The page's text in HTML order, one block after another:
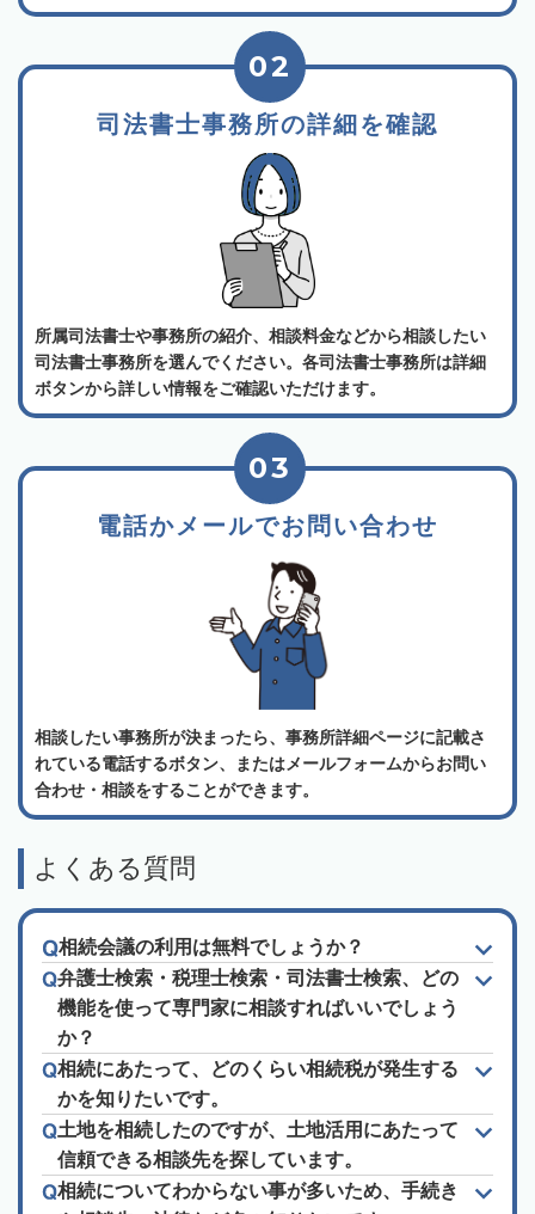
司法書士事務所の詳細を確認
02
所属司法書士や事務所の紹介、相談料金などから相談したい
司法書士事務所を選んでください。各司法書士事務所は詳細
ボタンから詳しい情報をご確認いただけます。
電話かメールでお問い合わせ
03
相談したい事務所が決まったら、事務所詳細ページに記載さ
れている電話するボタン、またはメールフォームからお問い
合わせ・相談をすることができます。
よくある質問
相続会議の利用は無料でしょうか？
弁護士検索・税理士検索・司法書士検索、どの
機能を使って専門家に相談すればいいでしょう
か？
相続にあたって、どのくらい相続税が発生する
かを知りたいです。
土地を相続したのですが、土地活用にあたって
信頼できる相談先を探しています。
相続についてわからない事が多いため、手続き